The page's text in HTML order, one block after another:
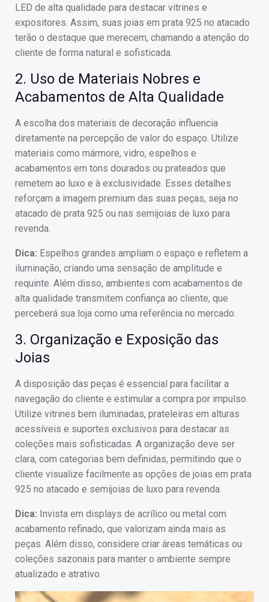
LED de alta qualidade para destacar vitrines e
expositores. Assim, suas joias em prata 925 no atacado
terão o destaque que merecem, chamando a atenção do
cliente de forma natural e sofisticada.
2. Uso de Materiais Nobres e
Acabamentos de Alta Qualidade
A escolha dos materiais de decoração influencia
diretamente na percepção de valor do espaço. Utilize
materiais como mármore, vidro, espelhos e
acabamentos em tons dourados ou prateados que
remetem ao luxo e à exclusividade. Esses detalhes
reforçam a imagem premium das suas peças, seja no
atacado de prata 925 ou nas semijoias de luxo para
revenda.
Dica: Espelhos grandes ampliam o espaço e refletem a
iluminação, criando uma sensação de amplitude e
requinte. Além disso, ambientes com acabamentos de
alta qualidade transmitem confiança ao cliente, que
perceberá sua loja como uma referência no mercado.
3. Organização e Exposição das
Joias
A disposição das peças é essencial para facilitar a
navegação do cliente e estimular a compra por impulso.
Utilize vitrines bem iluminadas, prateleiras em alturas
acessíveis e suportes exclusivos para destacar as
coleções mais sofisticadas. A organização deve ser
clara, com categorias bem definidas, permitindo que o
cliente visualize facilmente as opções de joias em prata
925 no atacado e semijoias de luxo para revenda.
Dica: Invista em displays de acrílico ou metal com
acabamento refinado, que valorizam ainda mais as
peças. Além disso, considere criar áreas temáticas ou
coleções sazonais para manter o ambiente sempre
atualizado e atrativo.